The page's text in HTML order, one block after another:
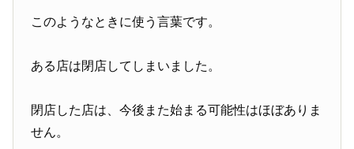
このようなときに使う言葉です。
ある店は閉店してしまいました。
閉店した店は、今後また始まる可能性はほぼありま
せん。